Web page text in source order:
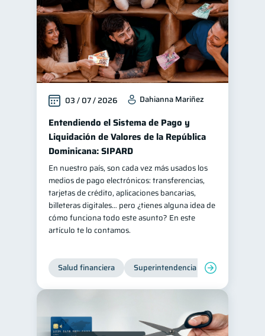
Inclusión financiera 22
Bienestar financiero
Finanzas para mujeres 20
Seguridad financiera 13
Salud financiera 12
Productos financieros 11
Organización Financiera 10
Deudas 10
Entidad financiera
Préstamos 8 Ahorro 8
Consejos 6
Tarjeta de crédito 6
Historial crediticio
Servicios 4
Derechos & Deberes 4
Criptomonedas 2
03 / 07 / 2026 Dahianna Mariñez
Entendiendo el Sistema de Pago y
Liquidación de Valores de la República
Dominicana: SIPARD
En nuestro país, son cada vez más usados los
medios de pago electrónicos: transferencias,
tarjetas de crédito, aplicaciones bancarias,
billeteras digitales… pero ¿tienes alguna idea de
cómo funciona todo este asunto? En este
artículo te lo contamos.
Salud financiera Superintendencia de Bancos